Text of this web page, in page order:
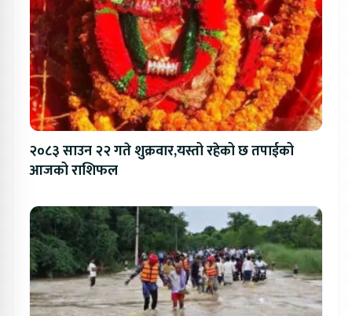
२०८३ साउन २२ गते शुक्रवार,यस्तो रहेको छ तपाईको
आजको राशिफल